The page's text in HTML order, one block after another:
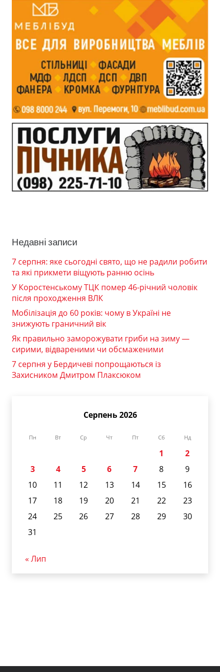
Недавні записи
7 серпня: яке сьогодні свято, що не радили робити
та які прикмети віщують ранню осінь
У Коростенському ТЦК помер 46-річний чоловік
після проходження ВЛК
Мобілізація до 60 років: чому в Україні не
знижують граничний вік
Як правильно заморожувати гриби на зиму —
сирими, відвареними чи обсмаженими
7 серпня у Бердичеві попрощаються із
Захисником Дмитром Плаксюком
Серпень 2026
Пн Вт Ср Чт Пт Сб Нд
1
2
3
4 5 6 7 8
9
10
11 12 13 14 15
16
17
18 19 20 21 22
23
24
25 26 27 28 29
30
31
« Лип